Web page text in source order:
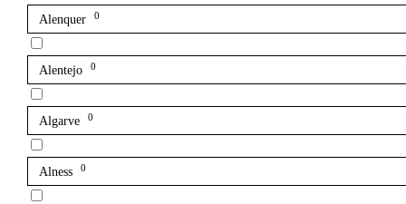
Alenquer 0
Alentejo 0
Algarve 0
Alness 0